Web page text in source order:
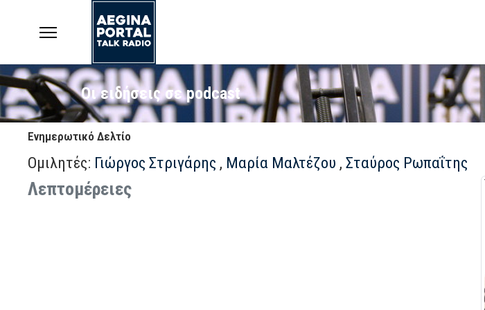
Οι ειδήσεις σε podcast
Ενημερωτικό Δελτίο
Ομιλητές: Γιώργος Στριγάρης , Μαρία Μαλτέζου ,Σταύρος Ρωπαΐτης
Λεπτομέρειες